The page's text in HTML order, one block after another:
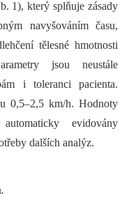
1), který splňuje zásady
navyšováním času,
tělesné hmotnosti
jsou neustále
i toleranci pacienta.
0,5–2,5 km/h. Hodnoty
evidovány
dalších analýz.